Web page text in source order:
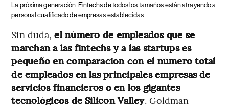
La próxima generación Fintechs de todos los tamaños están atrayendo a
personal cualificado de empresas establecidas
Sin duda,el número de empleados que se
marchan a las fintechs y a las startups es
pequeño en comparación con el número total
de empleados en las principales empresas de
servicios financieros o en los gigantes
tecnológicos de Silicon Valley. Goldman